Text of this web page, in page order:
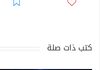
كتب ذات صلة